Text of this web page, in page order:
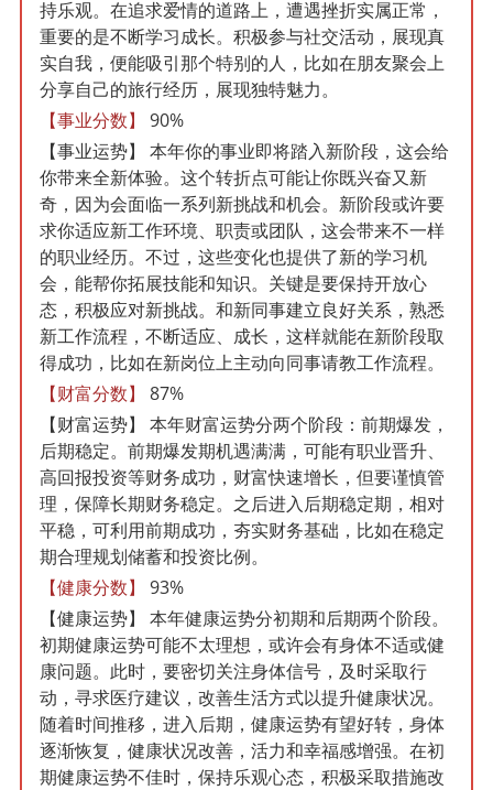
持乐观。在追求爱情的道路上，遭遇挫折实属正常，
重要的是不断学习成长。积极参与社交活动，展现真
实自我，便能吸引那个特别的人，比如在朋友聚会上
分享自己的旅行经历，展现独特魅力。
【事业分数】
90%
【事业运势】
本年你的事业即将踏入新阶段，这会给
你带来全新体验。这个转折点可能让你既兴奋又新
奇，因为会面临一系列新挑战和机会。新阶段或许要
求你适应新工作环境、职责或团队，这会带来不一样
的职业经历。不过，这些变化也提供了新的学习机
会，能帮你拓展技能和知识。关键是要保持开放心
态，积极应对新挑战。和新同事建立良好关系，熟悉
新工作流程，不断适应、成长，这样就能在新阶段取
得成功，比如在新岗位上主动向同事请教工作流程。
【财富分数】
87%
【财富运势】
本年财富运势分两个阶段：前期爆发，
后期稳定。前期爆发期机遇满满，可能有职业晋升、
高回报投资等财务成功，财富快速增长，但要谨慎管
理，保障长期财务稳定。之后进入后期稳定期，相对
平稳，可利用前期成功，夯实财务基础，比如在稳定
期合理规划储蓄和投资比例。
【健康分数】
93%
【健康运势】
本年健康运势分初期和后期两个阶段。
初期健康运势可能不太理想，或许会有身体不适或健
康问题。此时，要密切关注身体信号，及时采取行
动，寻求医疗建议，改善生活方式以提升健康状况。
随着时间推移，进入后期，健康运势有望好转，身体
逐渐恢复，健康状况改善，活力和幸福感增强。在初
期健康运势不佳时，保持乐观心态，积极采取措施改